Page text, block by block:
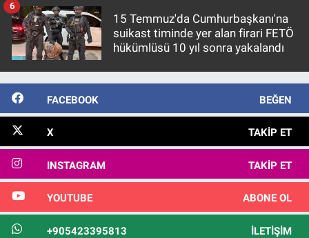
15 Temmuz'da Cumhurbaşkanı'na
suikast timinde yer alan firari FETÖ
hükümlüsü 10 yıl sonra yakalandı
6
FACEBOOK BEĞEN
X TAKIP ET
INSTAGRAM TAKIP ET
YOUTUBE ABONE OL
+905423395813 İLETIŞIM